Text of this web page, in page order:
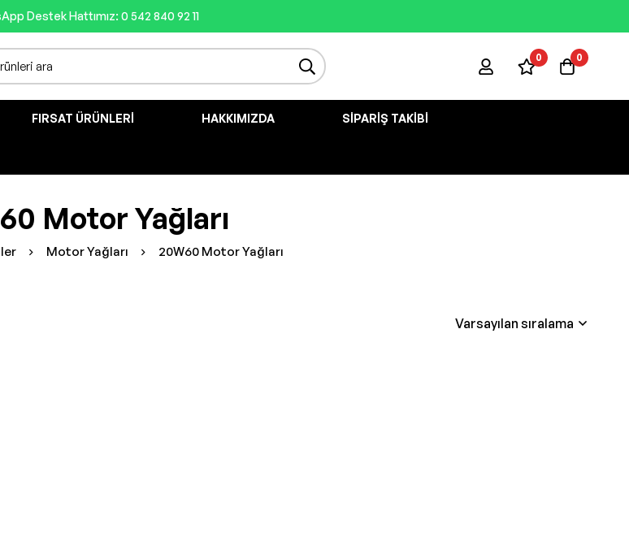
Destek Hattımız: 0 542 840 92 11
0 0
FIRSAT ÜRÜNLERI HAKKIMIZDA SIPARIŞ TAKIBI
Motor Yağları
Motor Yağları 20W60 Motor Yağları
Varsayılan sıralama